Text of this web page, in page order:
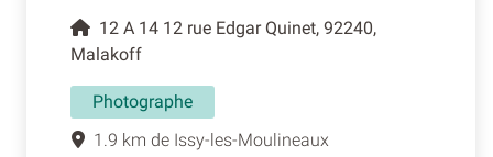
12 A 14 12 rue Edgar Quinet, 92240,
Malakoff
Photographe
1.9 km de Issy-les-Moulineaux